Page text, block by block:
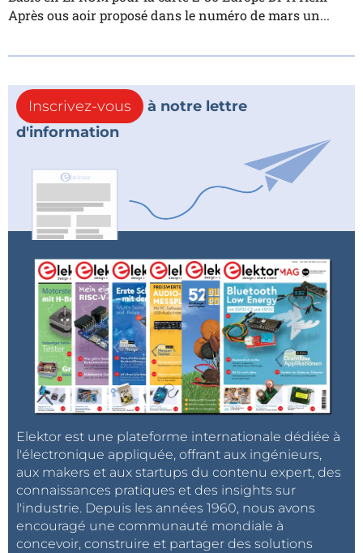
Après ous aoir proposé dans le numéro de mars un...
Inscrivez-vous
à notre lettre
d'information
Elektor est une plateforme internationale dédiée à
l'électronique appliquée, offrant aux ingénieurs,
aux makers et aux startups du contenu expert, des
connaissances pratiques et des insights sur
l'industrie. Depuis les années 1960, nous avons
encouragé une communauté mondiale à
concevoir, construire et partager des solutions